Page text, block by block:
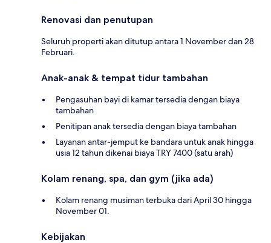
Renovasi dan penutupan
Seluruh properti akan ditutup antara 1 November dan 28
Februari.
Anak-anak & tempat tidur tambahan
Pengasuhan bayi di kamar tersedia dengan biaya
tambahan
Penitipan anak tersedia dengan biaya tambahan
Layanan antar-jemput ke bandara untuk anak hingga
usia 12 tahun dikenai biaya TRY 7400 (satu arah)
Kolam renang, spa, dan gym (jika ada)
Kolam renang musiman terbuka dari April 30 hingga
November 01.
Kebijakan